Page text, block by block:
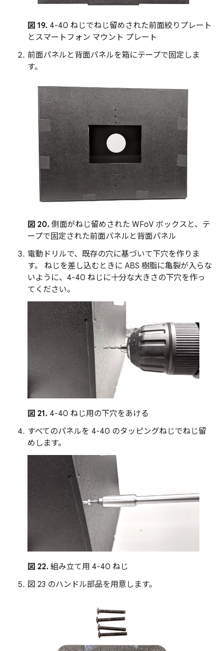
図 19. 4-40 ねじでねじ留めされた前面絞りプレート
とスマートフォン マウント プレート
前面パネルと背面パネルを箱にテープで固定しま
す。
図 20. 側面がねじ留めされた WFoV ボックスと、テ
ープで固定された前面パネルと背面パネル
電動ドリルで、既存の穴に基づいて下穴を作りま
す。 ねじを差し込むときに ABS 樹脂に亀裂が入らな
いように、4-40 ねじに十分な大きさの下穴を作っ
てください。
図 21. 4-40 ねじ用の下穴をあける
すべてのパネルを 4-40 のタッピングねじでねじ留
めします。
図 22. 組み立て用 4-40 ねじ
図 23 のハンドル部品を用意します。